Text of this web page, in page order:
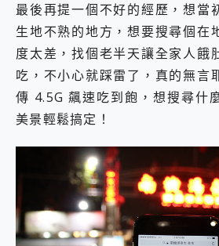
最後再提一個不好的經歷，想當
生地不熟的地方，想要搜尋個在
度太差，找個老半天讓全家人餓
吃，不小心就踩雷了，真的無言
傳 4.5G 飆速吃到飽，想搜尋什
美景輕鬆搞定！